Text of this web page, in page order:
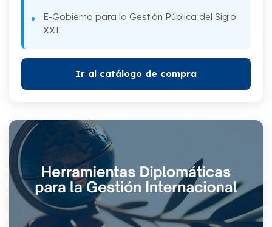
E-Gobierno para la Gestión Pública del Siglo
XXI
Ir al catálogo de compra